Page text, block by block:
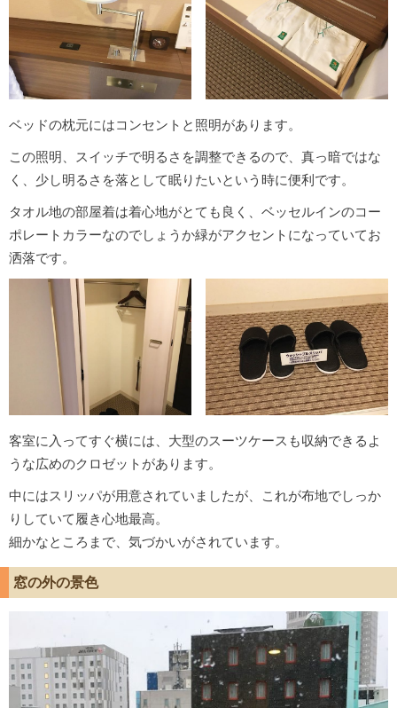
ベッドの枕元にはコンセントと照明があります。
この照明、スイッチで明るさを調整できるので、真っ暗ではな
く、少し明るさを落として眠りたいという時に便利です。
タオル地の部屋着は着心地がとても良く、ベッセルインのコー
ポレートカラーなのでしょうか緑がアクセントになっていてお
洒落です。
客室に入ってすぐ横には、大型のスーツケースも収納できるよ
うな広めのクロゼットがあります。
中にはスリッパが用意されていましたが、これが布地でしっか
りしていて履き心地最高。
細かなところまで、気づかいがされています。
窓の外の景色